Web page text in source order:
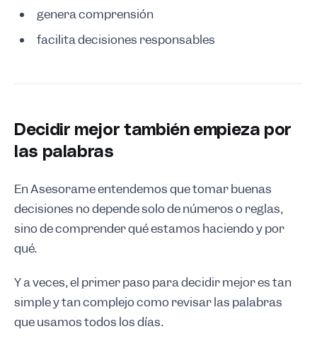
genera comprensión
facilita decisiones responsables
Decidir mejor también empieza por
las palabras
En Asesorame entendemos que tomar buenas
decisiones no depende solo de números o reglas,
sino de comprender qué estamos haciendo y por
qué.
Y a veces, el primer paso para decidir mejor es tan
simple y tan complejo como revisar las palabras
que usamos todos los días.